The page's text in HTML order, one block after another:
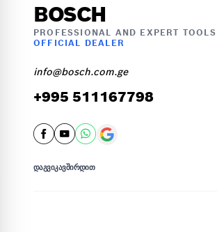
BOSCH
PROFESSIONAL AND EXPERT TOOLS
OFFICIAL DEALER
info@bosch.com.ge
+995 511167798
ᲓᲐᲒᲕᲘᲙᲐᲕᲨᲘᲠᲓᲘᲗ